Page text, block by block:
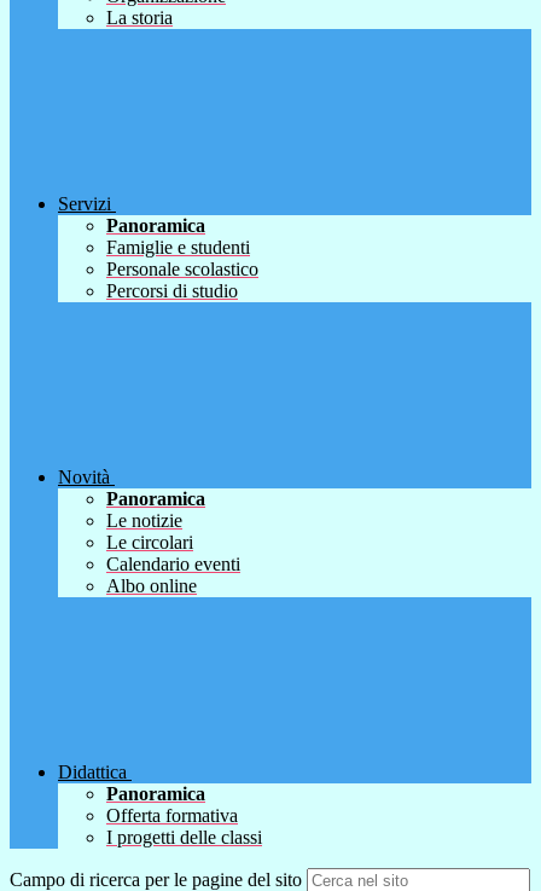
La storia
Servizi
Panoramica
Famiglie e studenti
Personale scolastico
Percorsi di studio
Novità
Panoramica
Le notizie
Le circolari
Calendario eventi
Albo online
Didattica
Panoramica
Offerta formativa
I progetti delle classi
Campo di ricerca per le pagine del sito